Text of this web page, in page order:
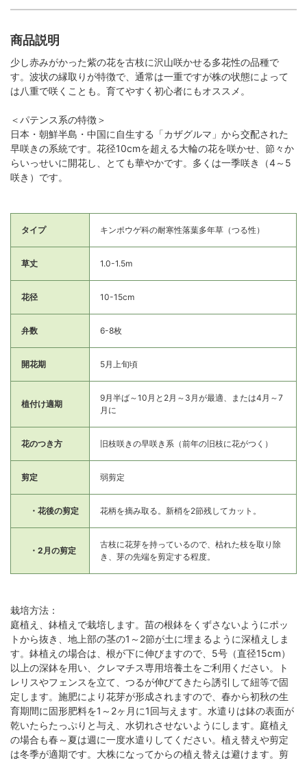
商品説明
少し赤みがかった紫の花を古枝に沢山咲かせる多花性の品種で
す。波状の縁取りが特徴で、通常は一重ですが株の状態によって
は八重で咲くことも。育てやすく初心者にもオススメ。
＜パテンス系の特徴＞
日本・朝鮮半島・中国に自生する「カザグルマ」から交配された
早咲きの系統です。花径10cmを超える大輪の花を咲かせ、節々か
らいっせいに開花し、とても華やかです。多くは一季咲き（4～5
咲き）です。
タイプ キンポウゲ科の耐寒性落葉多年草（つる性）
草丈 1.0-1.5m
花径 10-15cm
弁数 6-8枚
開花期 5月上旬頃
植付け適期
9月半ば～10月と2月～3月が最適、または4月～7
月に
花のつき方 旧枝咲きの早咲き系（前年の旧枝に花がつく）
剪定 弱剪定
・花後の剪定 花柄を摘み取る。新梢を2節残してカット。
・2月の剪定
古枝に花芽を持っているので、枯れた枝を取り除
き、芽の先端を剪定する程度。
栽培方法：
庭植え、鉢植えで栽培します。苗の根鉢をくずさないようにポッ
トから抜き、地上部の茎の1～2節が土に埋まるように深植えしま
す。鉢植えの場合は、根が下に伸びますので、5号（直径15cm）
以上の深鉢を用い、クレマチス専用培養土をご利用ください。ト
レリスやフェンスを立て、つるが伸びてきたら誘引して紐等で固
定します。施肥により花芽が形成されますので、春から初秋の生
育期間に固形肥料を1～2ヶ月に1回与えます。水遣りは鉢の表面が
乾いたらたっぷりと与え、水切れさせないようにします。庭植え
の場合も春～夏は週に一度水遣りしてください。植え替えや剪定
は冬季が適期です。大株になってからの植え替えは避けます。剪